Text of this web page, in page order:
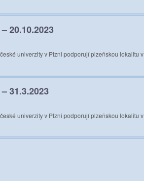
20.10.2023
univerzity v Plzni podporují plzeňskou lokalitu v
31.3.2023
univerzity v Plzni podporují plzeňskou lokalitu v